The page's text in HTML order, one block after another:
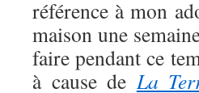
référence à mon
maison une
faire pendant ce
à cause deLa